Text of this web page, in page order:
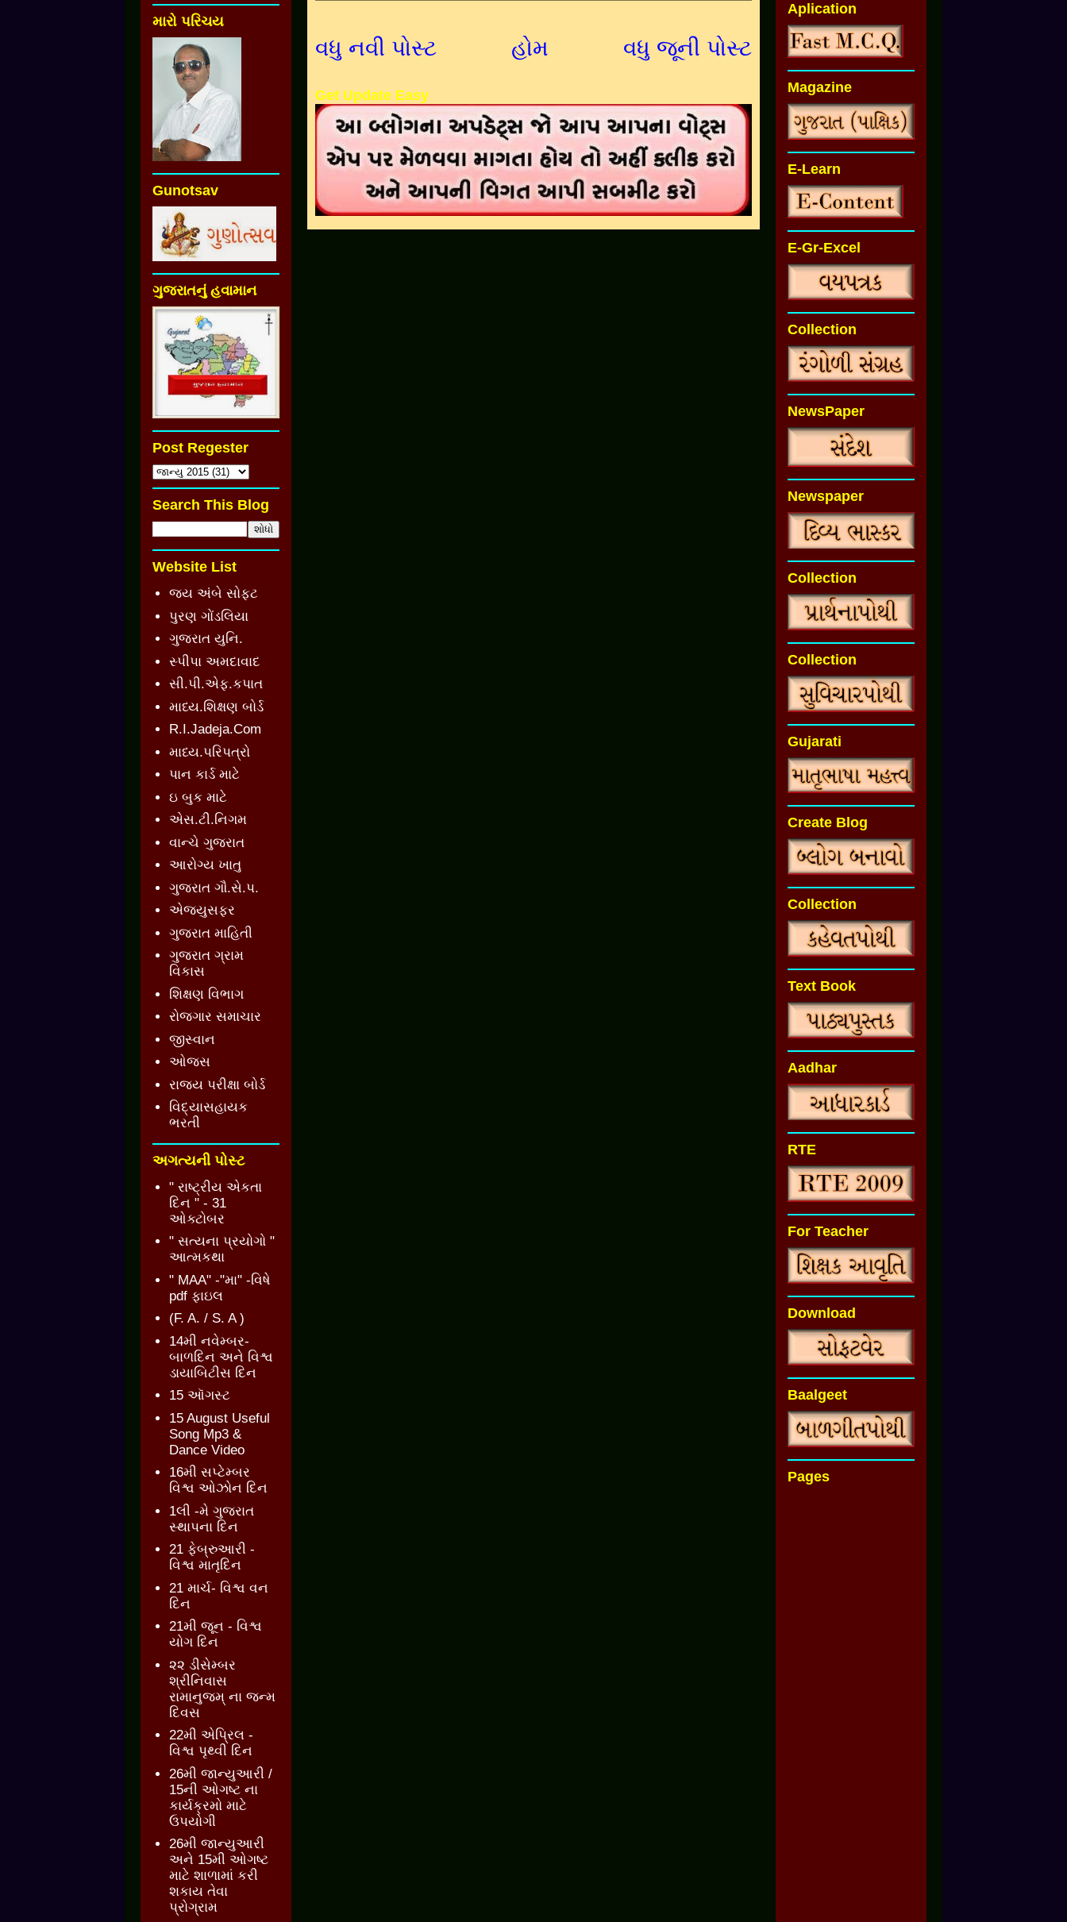
વધુ નવી પોસ્ટ વધુ જૂની પોસ્ટ
હોમ
Get Update Easy
મારો પરિચય
Gunotsav
ગુજરાતનું હવામાન
Post Regester
Search This Blog
Website List
જય અંબે સોફ્ટ
પુરણ ગોંડલિયા
ગુજરાત યુનિ.
સ્પીપા અમદાવાદ
સી.પી.એફ.કપાત
માધ્ય.શિક્ષણ બોર્ડ
R.I.Jadeja.Com
માધ્ય.પરિપત્રો
પાન કાર્ડ માટે
ઇ બુક માટે
એસ.ટી.નિગમ
વાન્ચે ગુજરાત
આરોગ્ય ખાતુ
ગુજરાત ગૌ.સે.પ.
એજ્યુસફર
ગુજરાત માહિતી
ગુજરાત ગ્રામ
વિકાસ
શિક્ષણ વિભાગ
રોજગાર સમાચાર
જીસ્વાન
ઓજસ
રાજ્ય પરીક્ષા બોર્ડ
વિદ્યાસહાયક
ભરતી
અગત્યની પોસ્ટ
" રાષ્ટ્રીય એકતા
દિન " - 31
ઓક્ટોબર
" સત્યના પ્રયોગો "
આત્મકથા
" MAA" -"મા" -વિષે
pdf ફાઇલ
(F. A. / S. A )
14મી નવેમ્બર-
બાળદિન અને વિશ્વ
ડાયાબિટીસ દિન
15 ઑગસ્ટ
15 August Useful
Song Mp3 &
Dance Video
16મી સપ્ટેમ્બર
વિશ્વ ઓઝોન દિન
1લી -મે ગુજરાત
સ્થાપના દિન
21 ફેબ્રુઆરી -
વિશ્વ માતૃદિન
21 માર્ચ- વિશ્વ વન
દિન
21મી જૂન - વિશ્વ
યોગ દિન
૨૨ ડીસેમ્બર
શ્રીનિવાસ
રામાનુજમ્ ના જન્મ
દિવસ
22મી એપ્રિલ -
વિશ્વ પૃથ્વી દિન
26મી જાન્યુઆરી /
15ની ઓગષ્ટ ના
કાર્યક્રમો માટે
ઉપયોગી
26મી જાન્યુઆરી
અને 15મી ઓગષ્ટ
માટે શાળામાં કરી
શકાય તેવા
પ્રોગ્રામ
Aplication
Magazine
E-Learn
E-Gr-Excel
Collection
NewsPaper
Newspaper
Collection
Collection
Gujarati
Create Blog
Collection
Text Book
Aadhar
RTE
For Teacher
Download
Baalgeet
Pages